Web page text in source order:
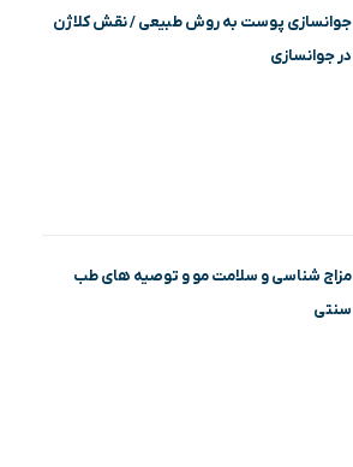
جوانسازی پوست به روش طبیعی / نقش کلاژن
در جوانسازی
مزاج شناسی و سلامت مو و توصیه های طب
سنتی